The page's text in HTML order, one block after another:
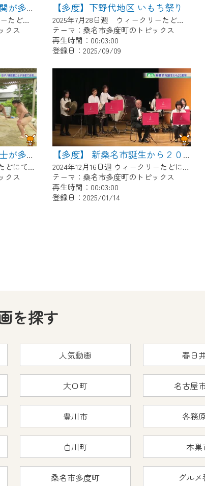
【多度】宇良関、英乃海関が多度東小学校を訪問
2025年7月28日週 ウィークリーたどにて放送
クス
【多度】下野代地区 いもち祭り
2025年7月28日週 ウィークリーたどにて放送
テーマ：桑名市多度町のトピックス
再生時間：00:03:00
登録日：2025/09/09
【多度】田子ノ浦部屋力士が多度で合宿
2025年7月7日週 ウィークリーたどにて放送
クス
【多度】 新桑名市誕生から２０周年
2024年12月16日週 ウィークリーたどにて放送
テーマ：桑名市多度町のトピックス
再生時間：00:03:00
登録日：2025/01/14
を探す
人気動画 春日
大口町 名古屋
豊川市 各務
白川町 本巣
桑名市多度町 グル